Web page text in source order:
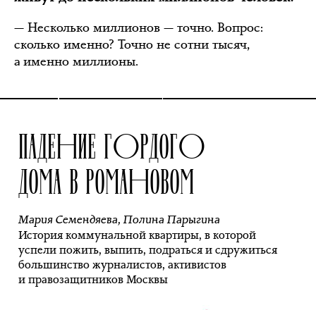
— Несколько миллионов — точно. Вопрос:
сколько именно? Точно не сотни тысяч,
а именно миллионы.
ПАДЕНИЕ ГОРДОГО
ДОМА В РОМАНОВОМ
Мария Семендяева,Полина Парыгина
История коммунальной квартиры, в которой
успели пожить, выпить, подраться и сдружиться
большинство журналистов, активистов
и правозащитников Москвы